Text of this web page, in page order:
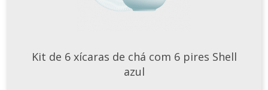
Kit de 6 xícaras de chá com 6 pires Shell
azul